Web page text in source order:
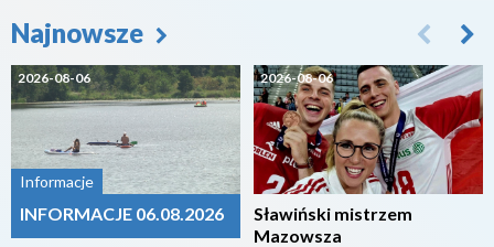
Najnowsze
2026-08-06
Informacje
INFORMACJE 06.08.2026
2026-08-06
Sławiński mistrzem
Mazowsza